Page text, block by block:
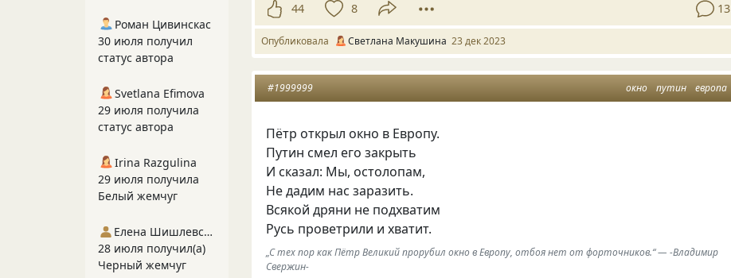
44 8 13
Опубликовала Светлана Макушина 23 дек 2023
окно путин европа
#1999999
Пётр открыл окно в Европу.
Путин смел его закрыть
И сказал: Мы, остолопам,
Не дадим нас заразить.
Всякой дряни не подхватим
Русь проветрили и хватит.
„С тех пор как Пётр Великий прорубил окно в Европу, отбоя нет от форточников.“ — -Владимир
Свержин-
Роман Цивинскас
30 июля получил
статус автора
Svetlana Efimova
29 июля получила
статус автора
Irina Razgulina
29 июля получила
Белый жемчуг
Елена Шишлевская
28 июля получил(а)
Черный жемчуг